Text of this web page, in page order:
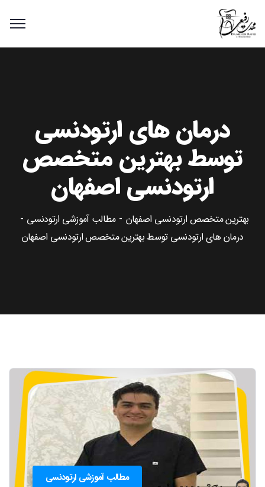
درمان های ارتودنسی
توسط بهترین متخصص
ارتودنسی اصفهان
بهترین متخصص ارتودنسی اصفهان
مطالب آموزشی ارتودنسی
درمان های ارتودنسی توسط بهترین متخصص ارتودنسی اصفهان
مطالب آموزشی ارتودنسی